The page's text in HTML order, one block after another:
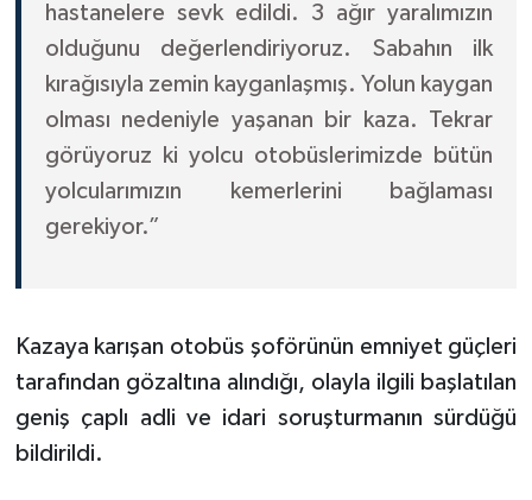
hastanelere sevk edildi. 3 ağır yaralımızın
olduğunu değerlendiriyoruz. Sabahın ilk
kırağısıyla zemin kayganlaşmış. Yolun kaygan
olması nedeniyle yaşanan bir kaza. Tekrar
görüyoruz ki yolcu otobüslerimizde bütün
yolcularımızın kemerlerini bağlaması
gerekiyor.”
Kazaya karışan otobüs şoförünün emniyet güçleri
tarafından gözaltına alındığı, olayla ilgili başlatılan
geniş çaplı adli ve idari soruşturmanın sürdüğü
bildirildi.